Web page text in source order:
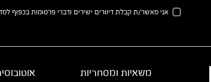
אני מאשר/ת קבלת דיוורים ישירים ודברי פרסומות בכפוף
משאיות ומסחריות